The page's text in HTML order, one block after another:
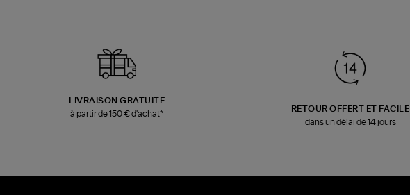
LIVRAISON GRATUITE
à partir de 150 € d'achat*
RETOUR OFFERT ET FACILE
dans un délai de 14 jours